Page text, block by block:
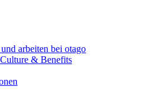
arbeiten bei otago
& Benefits